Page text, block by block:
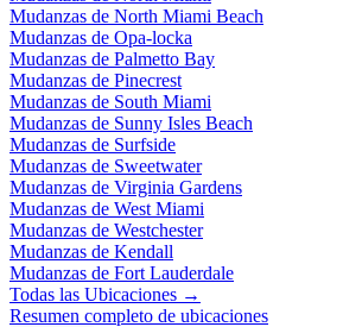
Mudanzas de North Miami Beach
Mudanzas de Opa-locka
Mudanzas de Palmetto Bay
Mudanzas de Pinecrest
Mudanzas de South Miami
Mudanzas de Sunny Isles Beach
Mudanzas de Surfside
Mudanzas de Sweetwater
Mudanzas de Virginia Gardens
Mudanzas de West Miami
Mudanzas de Westchester
Mudanzas de Kendall
Mudanzas de Fort Lauderdale
Todas las Ubicaciones →
Resumen completo de ubicaciones